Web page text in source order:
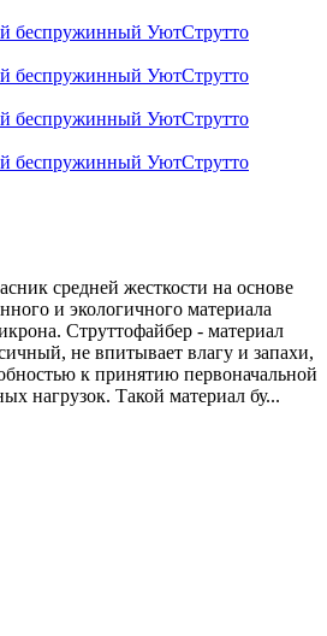
средней жесткости на основе
и экологичного материала
Струттофайбер - материал
не впитывает влагу и запахи,
к принятию первоначальной
нагрузок. Такой материал бу...